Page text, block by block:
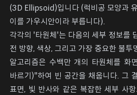
(3D Ellipsoid)입니다 (럭비공 모양과
이를 가우시안이라 부릅니다).
각각의 '타원체'는 다음의 세부 정보를
전 방향, 색상, 그리고 가장 중요한 불
알고리즘은 수백만 개의 타원체를 화
바르기)"하여 빈 공간을 채웁니다. 그
표면, 빛 반사와 같은 복잡한 세부 사